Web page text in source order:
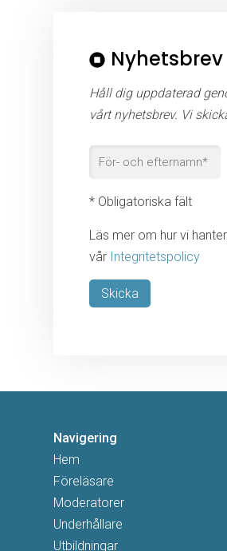
Nyhetsbrev
Håll dig uppdaterad
vårt nyhetsbrev. Vi
* Obligatoriska fält
Läs mer om hur vi
vår Integritetspolicy
Navigering
Hem
Föreläsare
Moderatorer
Underhållare
Utbildningar